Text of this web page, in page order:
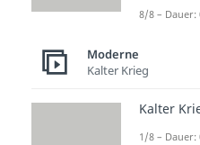
8/8 – Dauer:
Moderne
Kalter Krieg
Kalter
1/8 – Dauer: